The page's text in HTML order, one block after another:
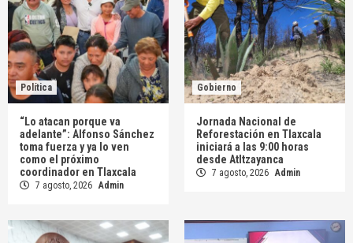
Política
“Lo atacan porque va
adelante”: Alfonso Sánchez
toma fuerza y ya lo ven
como el próximo
coordinador en Tlaxcala
7 agosto, 2026 Admin
Gobierno
Jornada Nacional de
Reforestación en Tlaxcala
iniciará a las 9:00 horas
desde Atltzayanca
7 agosto, 2026 Admin